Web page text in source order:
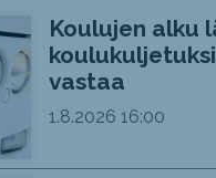
Koulujen alku
vastaa
1.8.2026 16:00